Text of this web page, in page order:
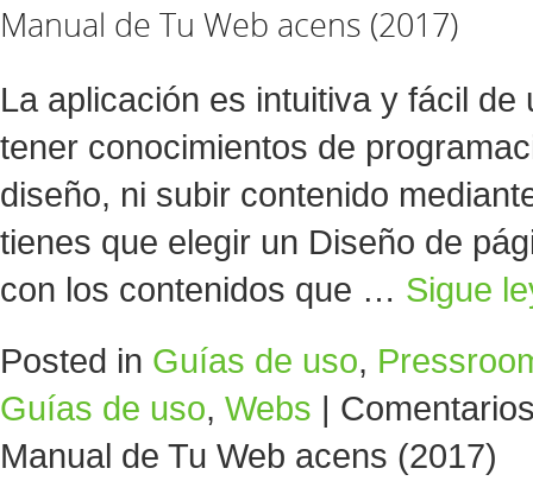
Manual de Tu Web acens (2017)
La aplicación es intuitiva y fácil de
tener conocimientos de
diseño, ni subir contenido
tienes que elegir un Diseño de
con los contenidos que … Sigue
Posted in Guías de uso,
Guías de uso, Webs |
Manual de Tu Web acens (2017)